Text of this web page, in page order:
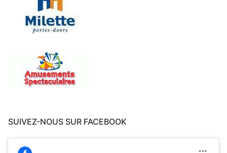
SUIVEZ-NOUS SUR FACEBOOK